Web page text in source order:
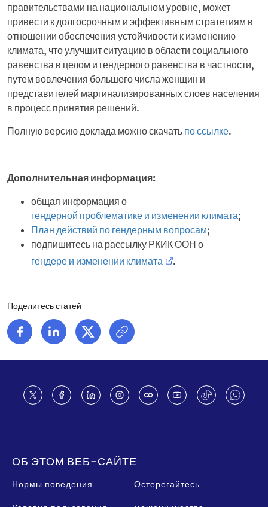
правительствами на национальном уровне, может
привести к долгосрочным и эффективным стратегиям в
отношении обеспечения устойчивости к изменению
климата, что улучшит ситуацию в области социального
равенства в целом и гендерного равенства в частности,
путем вовлечения большего числа женщин и
представителей маргинализированных слоев населения
в процесс принятия решений.
Полную версию доклада можно скачать по ссылке.
Дополнительная информация:
общая информация о
гендерной проблематике и изменении климата;
План действий по гендерным вопросам;
подпишитесь на рассылку РКИК ООН о
гендере и изменении климата
.
Поделитесь статей
ОБ ЭТОМ ВЕБ-САЙТЕ
Нормы поведения Остерегайтесь